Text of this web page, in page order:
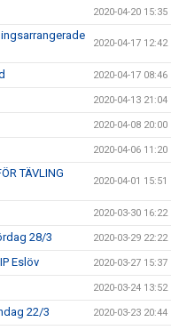
2020-04-20 15:35
2020-04-17 12:42
2020-04-17 08:46
2020-04-13 21:04
2020-04-08 20:00
2020-04-06 11:20
TÄVLING
2020-04-01 15:51
2020-03-30 16:22
28/3 2020-03-29 22:22
Eslöv 2020-03-27 15:37
2020-03-24 13:52
22/3 2020-03-23 20:44